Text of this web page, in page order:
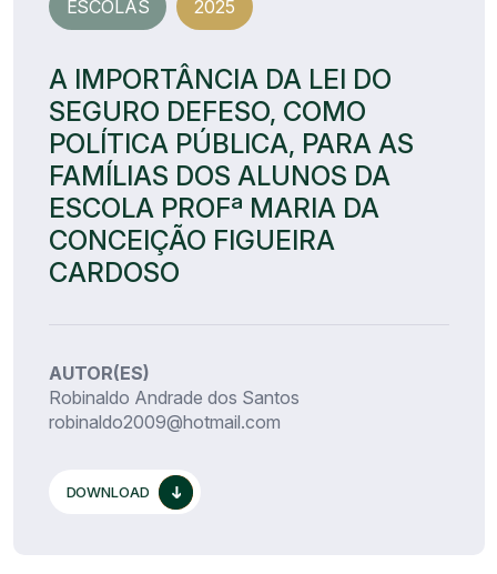
ESCOLAS 2025
A IMPORTÂNCIA DA LEI DO
SEGURO DEFESO, COMO
POLÍTICA PÚBLICA, PARA AS
FAMÍLIAS DOS ALUNOS DA
ESCOLA PROFª MARIA DA
CONCEIÇÃO FIGUEIRA
CARDOSO
AUTOR(ES)
Robinaldo Andrade dos Santos
robinaldo2009@hotmail.com
DOWNLOAD